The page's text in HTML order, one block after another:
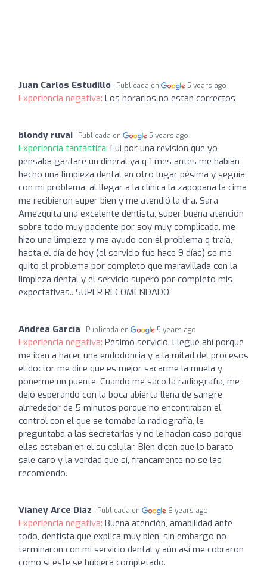
Juan Carlos Estudillo Publicada en 5 years ago
Experiencia negativa: Los horarios no están correctos
blondy ruvai Publicada en 5 years ago
Experiencia fantástica: Fui por una revisión que yo
pensaba gastare un dineral ya q 1 mes antes me habían
hecho una limpieza dental en otro lugar pésima y seguía
con mi problema, al llegar a la clínica la zapopana la cima
me recibieron super bien y me atendió la dra. Sara
Amezquita una excelente dentista, super buena atención
sobre todo muy paciente por soy muy complicada, me
hizo una limpieza y me ayudo con el problema q traía,
hasta el día de hoy (el servicio fue hace 9 días) se me
quito el problema por completo que maravillada con la
limpieza dental y el servicio superó por completo mis
expectativas.. SUPER RECOMENDADO
Andrea García Publicada en 5 years ago
Experiencia negativa: Pésimo servicio. Llegué ahí porque
me iban a hacer una endodoncia y a la mitad del procesos
el doctor me dice que es mejor sacarme la muela y
ponerme un puente. Cuando me saco la radiografía, me
dejó esperando con la boca abierta llena de sangre
alrrededor de 5 minutos porque no encontraban el
control con el que se tomaba la radiografía, le
preguntaba a las secretarias y no le.hacian caso porque
ellas estaban en el su celular. Bien dicen que lo barato
sale caro y la verdad que sí, francamente no se las
recomiendo.
Vianey Arce Diaz Publicada en 6 years ago
Experiencia negativa: Buena atención, amabilidad ante
todo, dentista que explica muy bien, sin embargo no
terminaron con mi servicio dental y aún así me cobraron
como si este se hubiera completado.